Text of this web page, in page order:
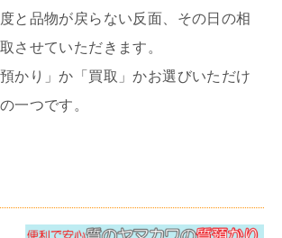
度と品物が戻らない反面、その日の相
させていただきます。
かり」か「買取」かお選びいただけ
一つです。